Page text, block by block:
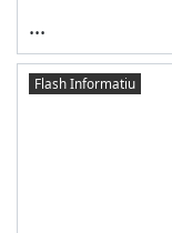
...
Flash Informatiu